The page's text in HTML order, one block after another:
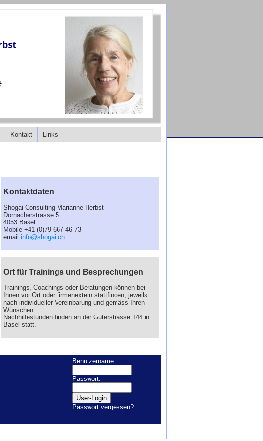
Kontakt Links
Kontaktdaten
Shogai Consulting Marianne Herbst
Dornacherstrasse 5
4053 Basel
Mobile +41 (0)79 667 46 73
email info@shogai.ch
Ort für Trainings und Besprechungen
Trainings, Coachings oder Beratungen können bei
Ihnen vor Ort oder firmenextern stattfinden, jeweils
nach individueller Vereinbarung und gemäss Ihren
Wünschen.
Nachhilfestunden finden an der Güterstrasse 144 in
Basel statt.
Benutzername:
Passwort:
Passwort vergessen?